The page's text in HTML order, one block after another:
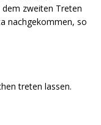
zweiten Treten
nachgekommen, so
treten lassen.